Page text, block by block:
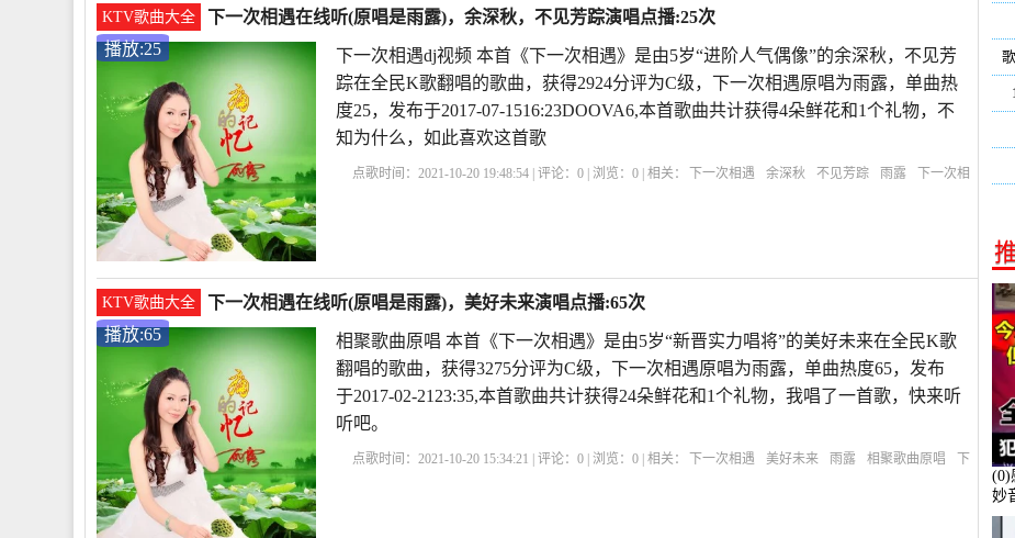
KTV歌曲大全
下一次相遇在线听(原唱是雨露)，余深秋，不见芳踪演唱点播:25次
播放:25
下一次相遇dj视频 本首《下一次相遇》是由5岁“进阶人气偶像”的余深秋，不见芳
踪在全民K歌翻唱的歌曲，获得2924分评为C级，下一次相遇原唱为雨露，单曲热
度25，发布于2017-07-1516:23DOOVA6,本首歌曲共计获得4朵鲜花和1个礼物，不
知为什么，如此喜欢这首歌
点歌时间：2021-10-20 19:48:54 | 评论：0 | 浏览：0 | 相关： 下一次相遇 余深秋 不见芳踪 雨露
下一次相
KTV歌曲大全
下一次相遇在线听(原唱是雨露)，美好未来演唱点播:65次
播放:65
相聚歌曲原唱 本首《下一次相遇》是由5岁“新晋实力唱将”的美好未来在全民K歌
翻唱的歌曲，获得3275分评为C级，下一次相遇原唱为雨露，单曲热度65，发布
于2017-02-2123:35,本首歌曲共计获得24朵鲜花和1个礼物，我唱了一首歌，快来听
听吧。
点歌时间：2021-10-20 15:34:21 | 评论：0 | 浏览：0 | 相关： 下一次相遇 美好未来 雨露 相聚歌曲原唱
下
(0)
妙
访)